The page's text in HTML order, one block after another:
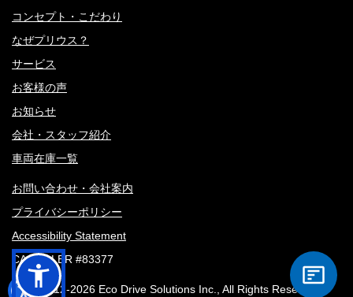
コンセプト・こだわり
なぜプリウス？
サービス
お客様の声
お知らせ
会社・スタッフ紹介
車両在庫一覧
お問い合わせ・会社案内
プライバシーポリシー
Accessibility Statement
CA DEALER #83377
© 2012-2026 Eco Drive Solutions Inc., All Rights Reserved.